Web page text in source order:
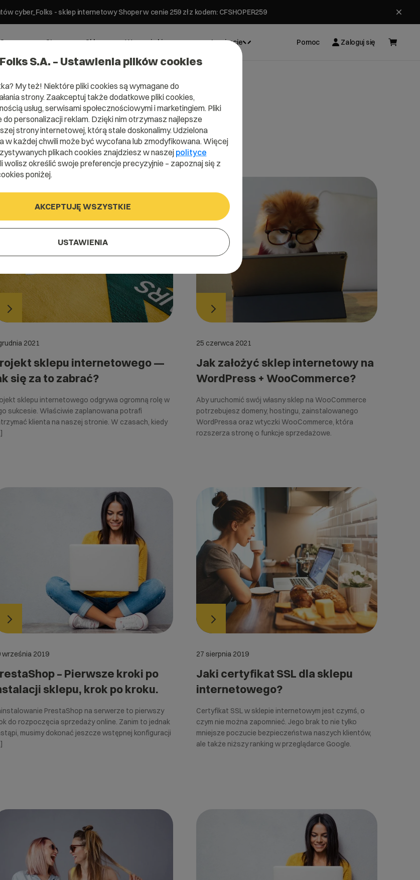
cyber_Folks - sklep internetowy Shoper w cenie 259 zł z kodem: CFSHOPER259
Serwery Strony Sklepy Wsparcie biznesowe Inspiracje Pomoc Zaloguj się
2021
sklepu internetowego —
się za to zabrać?
sklepu internetowego odgrywa ogromną rolę w
sukcesie. Właściwie zaplanowana potrafi
klienta na naszej stronie. W czasach, kiedy
25 czerwca 2021
Jak założyć sklep internetowy na
WordPress + WooCommerce?
Aby uruchomić swój własny sklep na WooCommerce
potrzebujesz domeny, hostingu, zainstalowanego
WordPressa oraz wtyczki WooCommerce, która
rozszerza stronę o funkcje sprzedażowe.
września 2019
– Pierwsze kroki po
sklepu, krok po kroku.
PrestaShop na serwerze to pierwszy
do rozpoczęcia sprzedaży online. Zanim to jednak
musimy dokonać jeszcze wstępnej konfiguracji
27 sierpnia 2019
Jaki certyfikat SSL dla sklepu
internetowego?
Certyfikat SSL w sklepie internetowym jest czymś, o
czym nie można zapomnieć. Jego brak to nie tylko
mniejsze poczucie bezpieczeństwa naszych klientów,
ale także niższy ranking w przeglądarce Google.
S.A. – Ustawienia plików cookies
My też! Niektóre pliki cookies są wymagane do
strony. Zaakceptuj także dodatkowe pliki cookies,
usług, serwisami społecznościowymi i marketingiem. Pliki
do personalizacji reklam. Dzięki nim otrzymasz najlepsze
strony internetowej, którą stale doskonalimy. Udzielona
w każdej chwili może być wycofana lub zmodyfikowana. Więcej
plikach cookies znajdziesz w naszej polityce
wolisz określić swoje preferencje precyzyjnie – zapoznaj się z
poniżej.
AKCEPTUJĘ WSZYSTKIE
USTAWIENIA